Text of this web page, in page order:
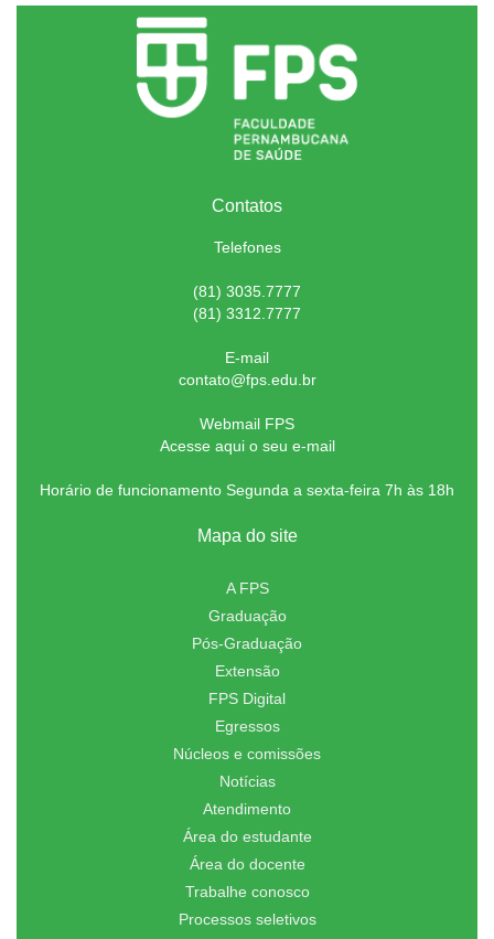
Contatos
Telefones
(81) 3035.7777
(81) 3312.7777
E-mail
contato@fps.edu.br
Webmail FPS
Acesse aqui o seu e-mail
Horário de funcionamento Segunda a sexta-feira 7h às 18h
Mapa do site
A FPS
Graduação
Pós-Graduação
Extensão
FPS Digital
Egressos
Núcleos e comissões
Notícias
Atendimento
Área do estudante
Área do docente
Trabalhe conosco
Processos seletivos